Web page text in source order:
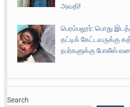
அவதி!
பெரம்பலூர்: பொது
தட்டிக் கேட்டவருக்கு
நபர்களுக்கு போலீஸ்
Search